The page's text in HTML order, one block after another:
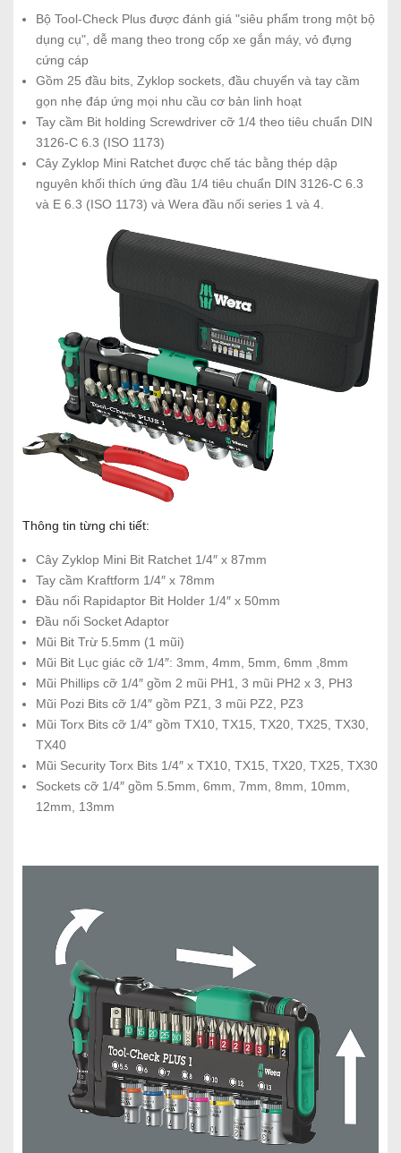
Bộ Tool-Check Plus được đánh giá "siêu phẩm trong một bộ
dụng cụ", dễ mang theo trong cốp xe gắn máy, vỏ đựng
cứng cáp
Gồm 25 đầu bits, Zyklop sockets, đầu chuyển và tay cầm
gọn nhẹ đáp ứng mọi nhu cầu cơ bản linh hoạt
Tay cầm Bit holding Screwdriver cỡ 1/4 theo tiêu chuẩn DIN
3126-C 6.3 (ISO 1173)
Cây Zyklop Mini Ratchet được chế tác bằng thép dập
nguyên khối thích ứng đầu 1/4 tiêu chuẩn DIN 3126-C 6.3
và E 6.3 (ISO 1173) và Wera đầu nối series 1 và 4.
Thông tin từng chi tiết:
Cây Zyklop Mini Bit Ratchet 1/4″ x 87mm
Tay cầm Kraftform 1/4″ x 78mm
Đầu nối Rapidaptor Bit Holder 1/4″ x 50mm
Đầu nối Socket Adaptor
Mũi Bit Trừ 5.5mm (1 mũi)
Mũi Bit Lục giác cỡ 1/4″: 3mm, 4mm, 5mm, 6mm ,8mm
Mũi Phillips cỡ 1/4″ gồm 2 mũi PH1, 3 mũi PH2 x 3, PH3
Mũi Pozi Bits cỡ 1/4″ gồm PZ1, 3 mũi PZ2, PZ3
Mũi Torx Bits cỡ 1/4″ gồm TX10, TX15, TX20, TX25, TX30,
TX40
Mũi Security Torx Bits 1/4″ x TX10, TX15, TX20, TX25, TX30
Sockets cỡ 1/4″ gồm 5.5mm, 6mm, 7mm, 8mm, 10mm,
12mm, 13mm